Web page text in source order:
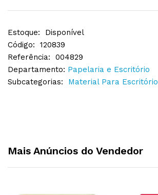
Estoque:
Disponível
Código:
120839
Referência:
004829
Departamento: Papelaria e Escritório
Subcategorias:
Material Para Escritório
Mais Anúncios do Vendedor